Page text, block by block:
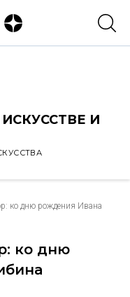
И
ко дню рождения Ивана
ко дню